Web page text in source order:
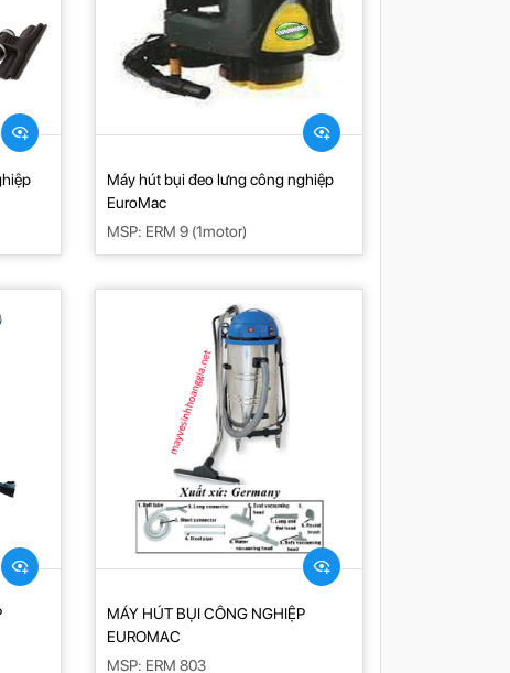
Máy hút bụi đeo lưng công nghiệp
EuroMac
MSP: ERM 9 (1motor)
MÁY HÚT BỤI CÔNG NGHIỆP
EUROMAC
MSP: ERM 803